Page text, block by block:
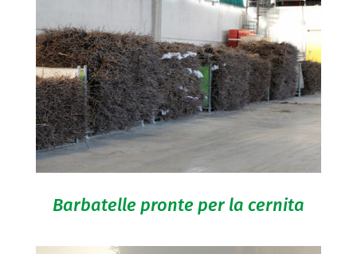
Barbatelle pronte per la cernita